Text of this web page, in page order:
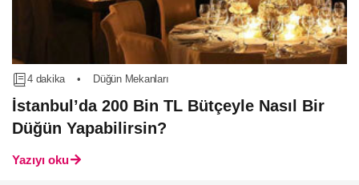
4 dakika • Düğün Mekanları
İstanbul’da 200 Bin TL Bütçeyle Nasıl Bir
Düğün Yapabilirsin?
Yazıyı oku